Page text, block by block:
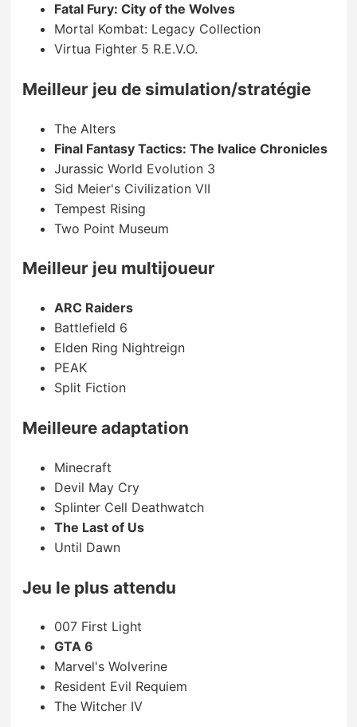
Fatal Fury: City of the Wolves
Mortal Kombat: Legacy Collection
Virtua Fighter 5 R.E.V.O.
Meilleur jeu de simulation/stratégie
The Alters
Final Fantasy Tactics: The Ivalice Chronicles
Jurassic World Evolution 3
Sid Meier's Civilization VII
Tempest Rising
Two Point Museum
Meilleur jeu multijoueur
ARC Raiders
Battlefield 6
Elden Ring Nightreign
PEAK
Split Fiction
Meilleure adaptation
Minecraft
Devil May Cry
Splinter Cell Deathwatch
The Last of Us
Until Dawn
Jeu le plus attendu
007 First Light
GTA 6
Marvel's Wolverine
Resident Evil Requiem
The Witcher IV